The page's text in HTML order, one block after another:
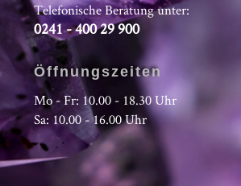
Telefonische Beratung unter:
0241 - 400 29 900
Öffnungszeiten
Mo - Fr: 10.00 - 18.30 Uhr
Sa: 10.00 - 16.00 Uhr